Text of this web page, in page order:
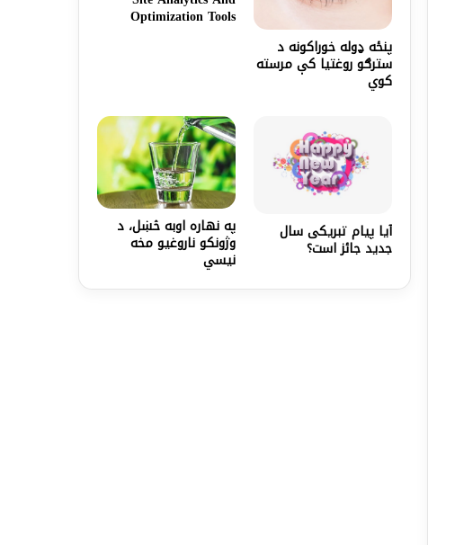
پنځه ډوله خوراکونه د
سترګو روغتيا کې مرسته
کوي
Optimization Tools
آیا پیام تبریکی سال
جدید جائز است؟
په نهاره اوبه څښل، د
وژونکو ناروغيو مخه
نیسي